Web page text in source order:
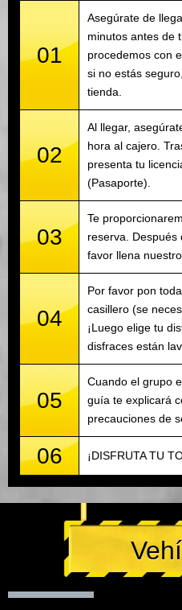
01
Asegúrate de
minutos antes de
procedemos con
si no estás
tienda.
02
Al llegar,
hora al cajero.
presenta tu
(Pasaporte).
03
Te
reserva. Después
favor llena
04
Por favor pon
casillero (se
¡Luego elige tu
disfraces están
05
Cuando el grupo
guía te explicará
precauciones de
06 ¡DISFRUTA TU